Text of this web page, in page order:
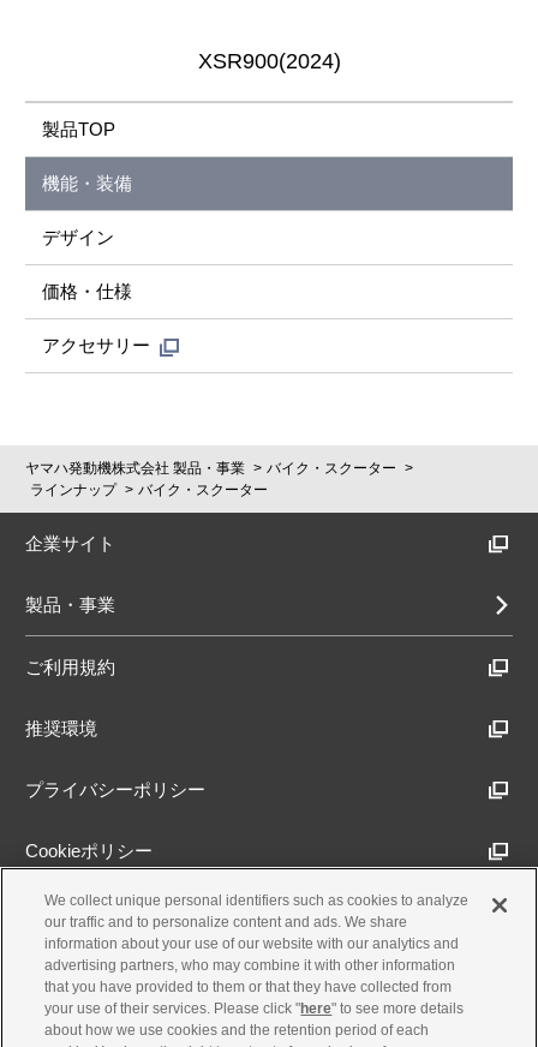
XSR900(2024)
製品TOP
機能・装備
デザイン
価格・仕様
アクセサリー
ヤマハ発動機株式会社 製品・事業
バイク・スクーター
ラインナップ
バイク・スクーター
企業サイト
製品・事業
ご利用規約
推奨環境
プライバシーポリシー
Cookieポリシー
アクセシビリティ方針
古物営業法に基づく表示
We collect unique personal identifiers such as cookies to analyze
our traffic and to personalize content and ads. We share
information about your use of our website with our analytics and
advertising partners, who may combine it with other information
that you have provided to them or that they have collected from
your use of their services. Please click "here" to see more details
about how we use cookies and the retention period of each